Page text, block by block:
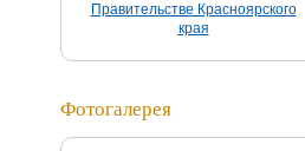
Правительстве Красноярского
края
Фотогалерея